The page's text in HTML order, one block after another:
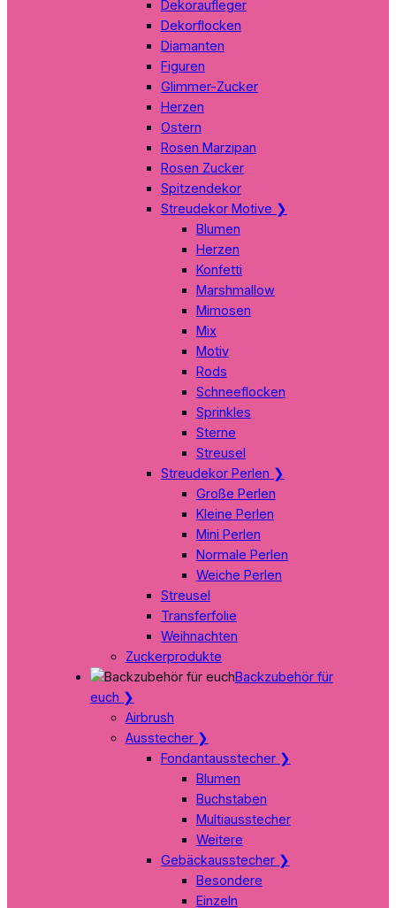
Dekoraufleger
Dekorflocken
Diamanten
Figuren
Glimmer-Zucker
Herzen
Ostern
Rosen Marzipan
Rosen Zucker
Spitzendekor
Streudekor Motive ❯
Blumen
Herzen
Konfetti
Marshmallow
Mimosen
Mix
Motiv
Rods
Schneeflocken
Sprinkles
Sterne
Streusel
Streudekor Perlen ❯
Große Perlen
Kleine Perlen
Mini Perlen
Normale Perlen
Weiche Perlen
Streusel
Transferfolie
Weihnachten
Zuckerprodukte
Backzubehör für
euch ❯
Airbrush
Ausstecher ❯
Fondantausstecher ❯
Blumen
Buchstaben
Multiausstecher
Weitere
Gebäckausstecher ❯
Besondere
Einzeln